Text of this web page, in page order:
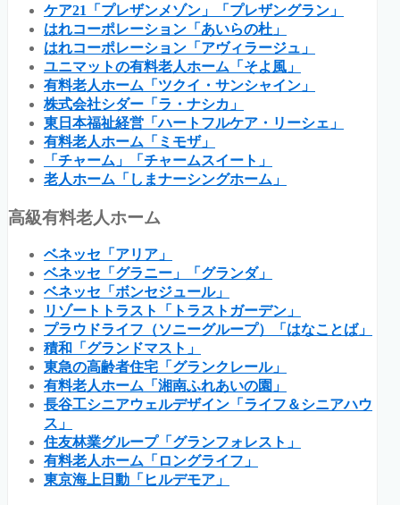
ケア21「プレザンメゾン」「プレザングラン」
はれコーポレーション「あいらの杜」
はれコーポレーション「アヴィラージュ」
ユニマットの有料老人ホーム「そよ風」
有料老人ホーム「ツクイ・サンシャイン」
株式会社シダー「ラ・ナシカ」
東日本福祉経営「ハートフルケア・リーシェ」
有料老人ホーム「ミモザ」
「チャーム」「チャームスイート」
老人ホーム「しまナーシングホーム」
高級有料老人ホーム
ベネッセ「アリア」
ベネッセ「グラニー」「グランダ」
ベネッセ「ボンセジュール」
リゾートトラスト「トラストガーデン」
プラウドライフ（ソニーグループ）「はなことば」
積和「グランドマスト」
東急の高齢者住宅「グランクレール」
有料老人ホーム「湘南ふれあいの園」
長谷工シニアウェルデザイン「ライフ＆シニアハウ
ス」
住友林業グループ「グランフォレスト」
有料老人ホーム「ロングライフ」
東京海上日動「ヒルデモア」